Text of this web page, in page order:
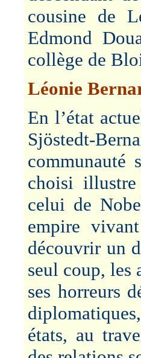
cousine de
Edmond
collège de
Léonie
En l’état
Sjöstedt-
communauté
choisi illustre
celui de
empire
découvrir un
seul coup, les
ses horreurs
états, au